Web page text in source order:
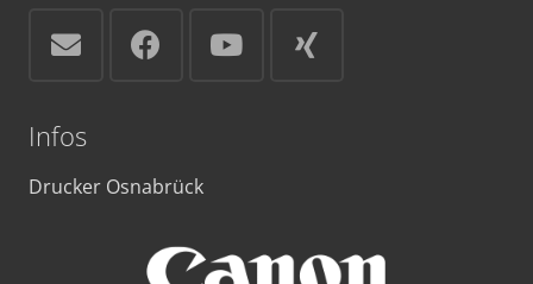
Infos
Drucker Osnabrück